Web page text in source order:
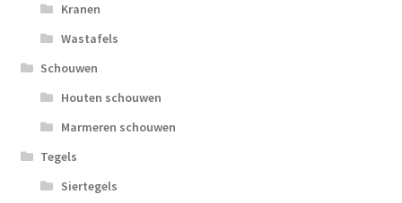
Kranen
Wastafels
Schouwen
Houten schouwen
Marmeren schouwen
Tegels
Siertegels